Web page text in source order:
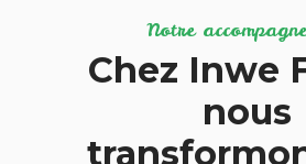
Notre
Chez Inwe
nous